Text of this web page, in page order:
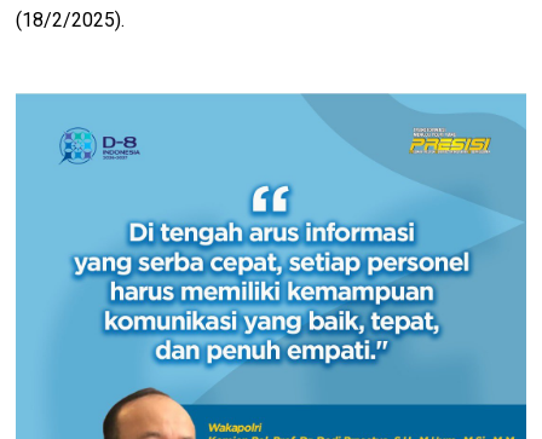
(18/2/2025).